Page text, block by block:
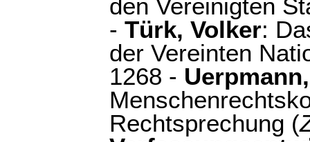
den Vereinigten
- Türk, Volker:
der Vereinten
1268 -
Rechtsprechung (